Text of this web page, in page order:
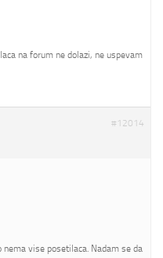
na forum ne dolazi, ne uspevam
#12014
vise posetilaca. Nadam se da